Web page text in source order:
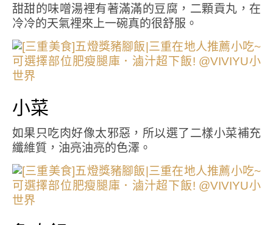
甜甜的味噌湯裡有著滿滿的豆腐，二顆貢丸，在
冷冷的天氣裡來上一碗真的很舒服。
小菜
如果只吃肉好像太邪惡，所以選了二樣小菜補充
纖維質，油亮油亮的色澤。